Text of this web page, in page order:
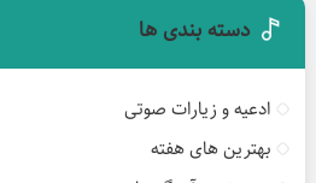
دسته بندی ها
ادعیه و زیارات صوتی
بهترین های هفته